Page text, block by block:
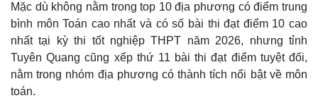
Mặc dù không nằm trong top 10 địa phương có điểm trung
bình môn Toán cao nhất và có số bài thi đạt điểm 10 cao
nhất tại kỳ thi tốt nghiệp THPT năm 2026, nhưng tỉnh
Tuyên Quang cũng xếp thứ 11 bài thi đạt điểm tuyệt đối,
nằm trong nhóm địa phương có thành tích nổi bật về môn
toán.